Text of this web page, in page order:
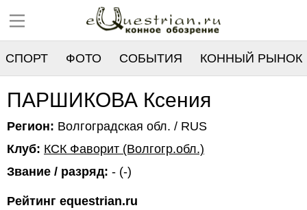
СПОРТ ФОТО СОБЫТИЯ КОННЫЙ РЫНОК
РЕЕСТР
ПАРШИКОВА Ксения
Регион: Волгоградская обл. / RUS
Клуб: КСК Фаворит (Волгогр.обл.)
Звание / разряд: - (-)
Рейтинг equestrian.ru